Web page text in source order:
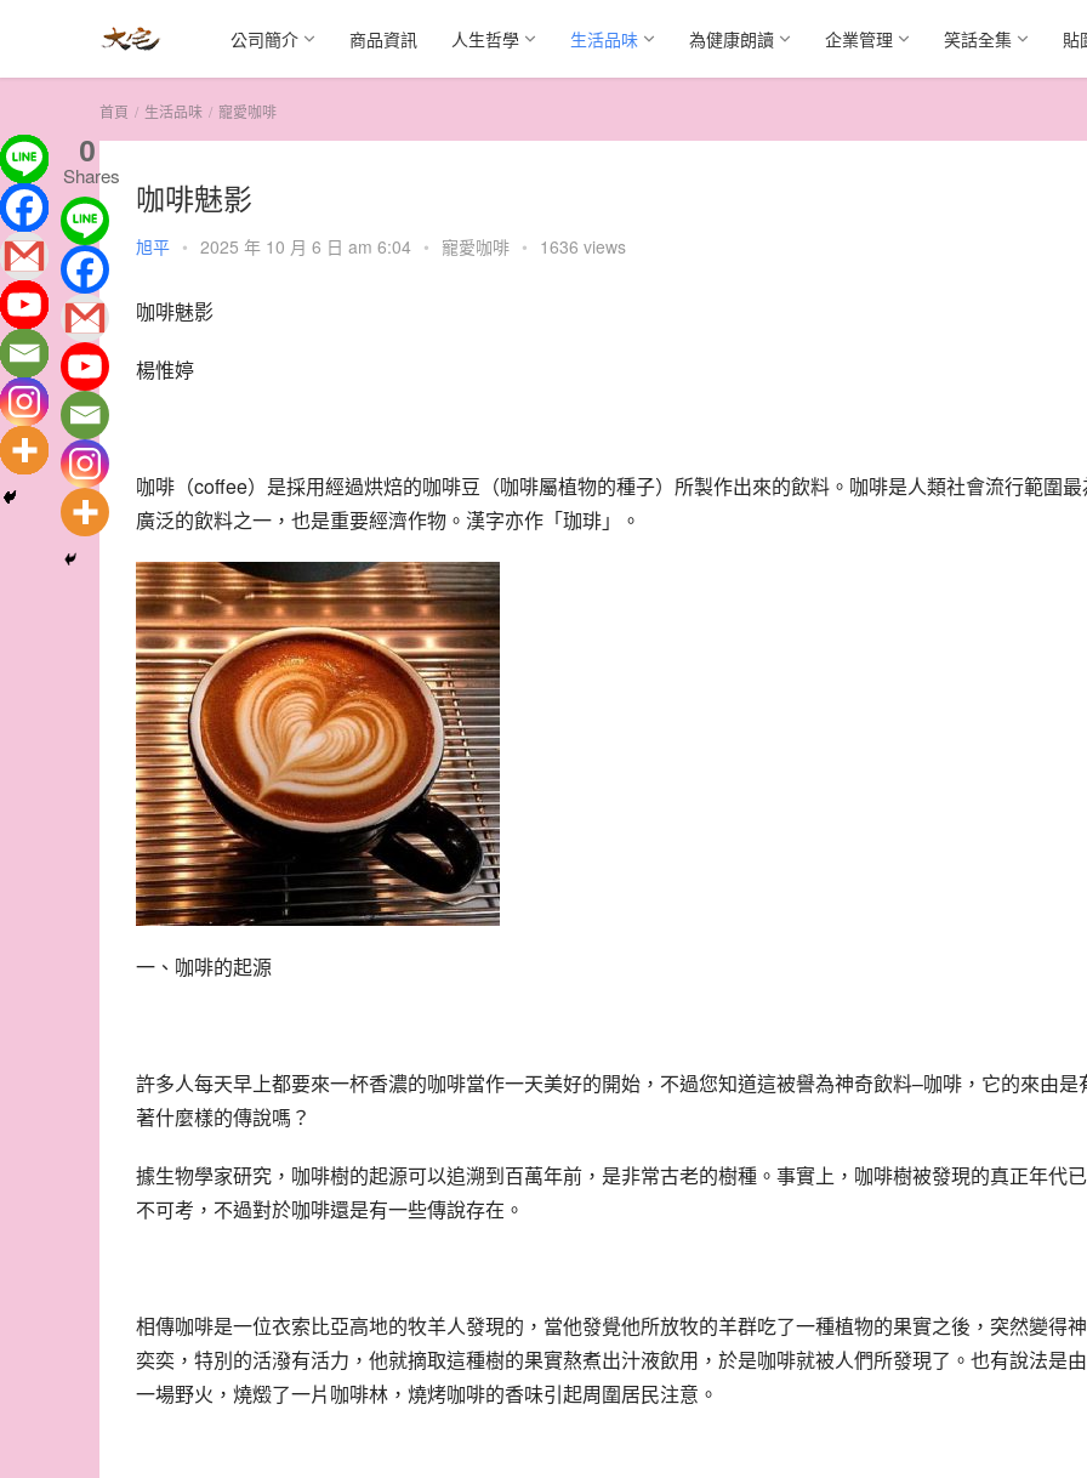
公司簡介 商品資訊 人生哲學 生活品味 為健康朗讀 企業管理 笑話全集 貼
首頁 生活品味 寵愛咖啡
咖啡魅影
旭平 • 2025 年 10 月 6 日 am 6:04 • 寵愛咖啡 • 1636 views
咖啡魅影
楊惟婷
咖啡（coffee）是採用經過烘焙的咖啡豆（咖啡屬植物的種子）所製作出來的飲料。咖啡是人類社會流行範圍
廣泛的飲料之一，也是重要經濟作物。漢字亦作「珈琲」。
一、咖啡的起源
許多人每天早上都要來一杯香濃的咖啡當作一天美好的開始，不過您知道這被譽為神奇飲料–咖啡，它的來由是
著什麼樣的傳說嗎？
據生物學家研究，咖啡樹的起源可以追溯到百萬年前，是非常古老的樹種。事實上，咖啡樹被發現的真正年代
不可考，不過對於咖啡還是有一些傳說存在。
相傳咖啡是一位衣索比亞高地的牧羊人發現的，當他發覺他所放牧的羊群吃了一種植物的果實之後，突然變得
奕奕，特別的活潑有活力，他就摘取這種樹的果實熬煮出汁液飲用，於是咖啡就被人們所發現了。也有說法是
一場野火，燒燬了一片咖啡林，燒烤咖啡的香味引起周圍居民注意。
0
Shares